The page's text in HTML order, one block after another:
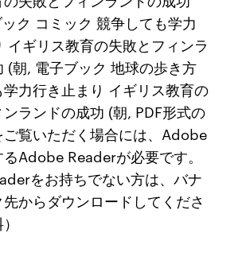
ク コミック 競争しても学力
イギリス教育の失敗とフィンラ
(朝, 電子ブック 地球の歩き方
力行き止まり イギリス教育の
ランドの成功 (朝, PDF形式の
ご覧いただく場合には、Adobe
Adobe Readerが必要です。
をお持ちでない方は、バナ
からダウンロードしてくださ